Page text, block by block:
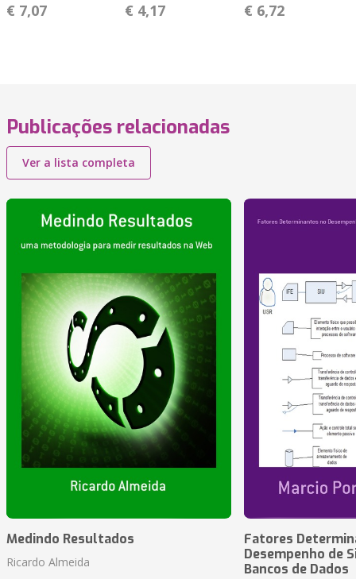
€ 7,07 € 4,17 € 6,72
Publicações relacionadas
Ver a lista completa
Medindo Resultados
Ricardo Almeida
Fatores
Desempenho de
Bancos de Dados